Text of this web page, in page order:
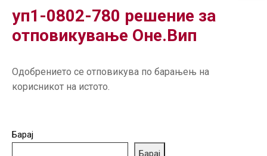
РФ
СПЕКТАР
АНАЛИЗА
ГРИЖА
уп1-0802-780 решение за
отповикување Оне.Вип
Одобрението се отповикува по барањењ на
корисникот на истото.
Барај
Барај